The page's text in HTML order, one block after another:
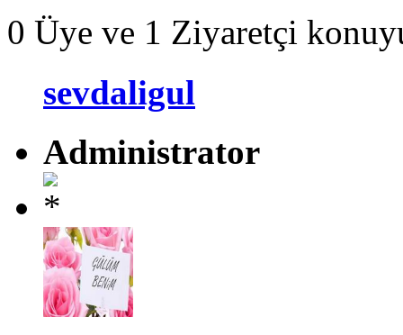
0 Üye ve 1 Ziyaretçi
sevdaligul
Administrator